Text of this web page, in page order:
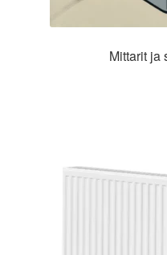
Mittarit ja